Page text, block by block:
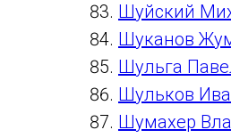
Шуйский
Шуканов
Шульга
Шульков
Шумахер